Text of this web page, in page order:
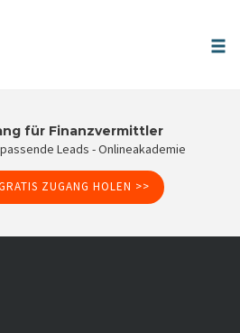
für Finanzvermittler
Leads - Onlineakademie
ZUGANG HOLEN >>